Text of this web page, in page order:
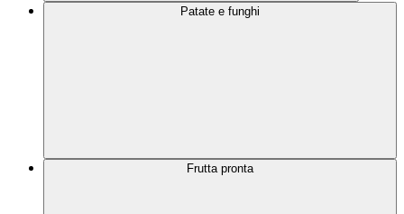
Patate e funghi
Frutta pronta